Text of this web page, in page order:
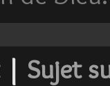
| Sujet